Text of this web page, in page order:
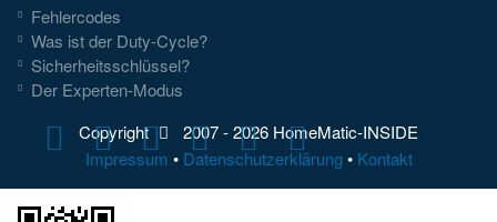
Fehlercodes
Was ist der Duty-Cycle?
Sicherheitsschlüssel?
Der Experten-Modus
Copyright
2007 - 2026 HomeMatic-INSIDE
Impressum • Datenschutzerklärung• Kontakt